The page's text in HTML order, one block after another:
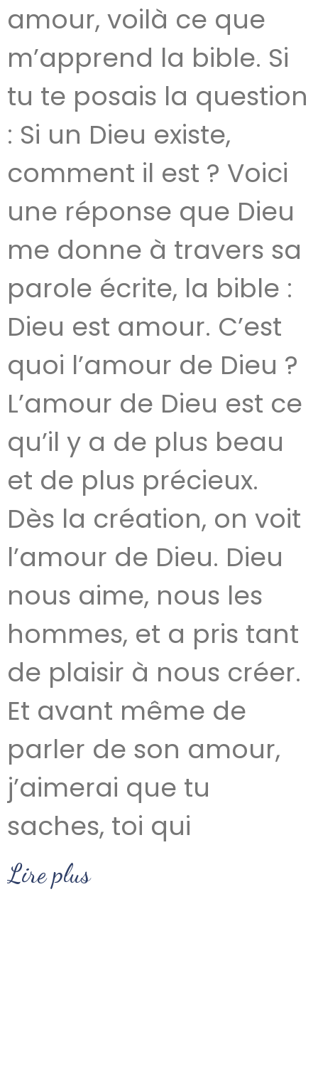
amour, voilà ce que
m’apprend la bible. Si
tu te posais la question
: Si un Dieu existe,
comment il est ? Voici
une réponse que Dieu
me donne à travers sa
parole écrite, la bible :
Dieu est amour. C’est
quoi l’amour de Dieu ?
L’amour de Dieu est ce
qu’il y a de plus beau
et de plus précieux.
Dès la création, on voit
l’amour de Dieu. Dieu
nous aime, nous les
hommes, et a pris tant
de plaisir à nous créer.
Et avant même de
parler de son amour,
j’aimerai que tu
saches, toi qui
Lire plus